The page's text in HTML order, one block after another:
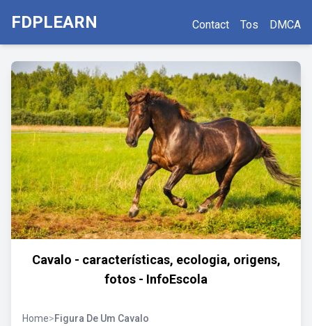
FDPLEARN Contact Tos DMCA
Cavalo - características, ecologia, origens,
fotos - InfoEscola
Home>Figura De Um Cavalo